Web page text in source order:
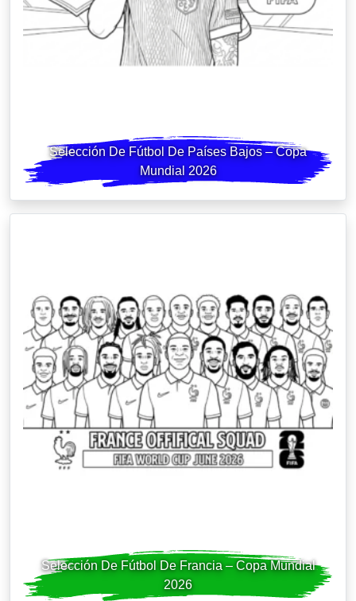
Selección De Fútbol De Países Bajos – Copa
Mundial 2026
Selección De Fútbol De Francia – Copa Mundial
2026